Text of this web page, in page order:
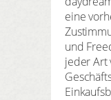
eine
und
jeder Art